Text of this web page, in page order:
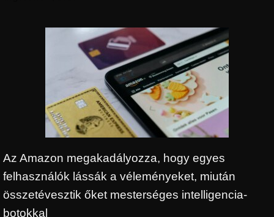
Az Amazon megakadályozza, hogy egyes
felhasználók lássák a véleményeket, miután
összetévesztik őket mesterséges intelligencia-
botokkal